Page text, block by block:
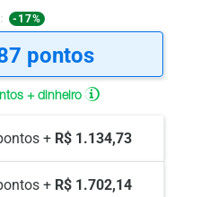
-17%
pontos
+ dinheiro
+ R$ 1.134,73
+ R$ 1.702,14